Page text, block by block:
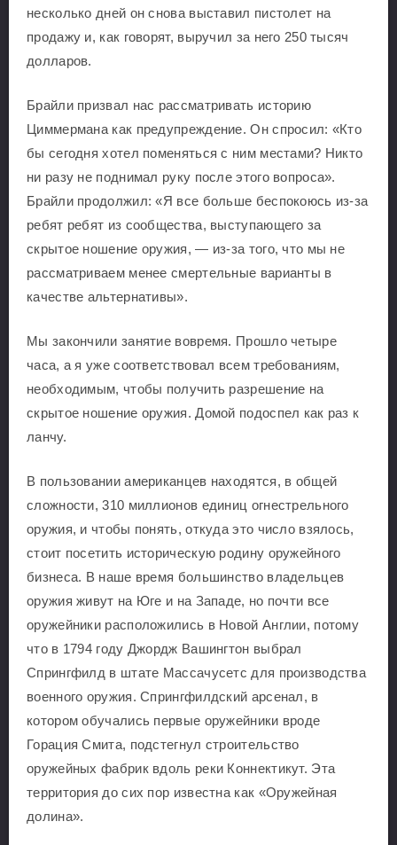
несколько дней он снова выставил пистолет на
продажу и, как говорят, выручил за него 250 тысяч
долларов.
Брайли призвал нас рассматривать историю
Циммермана как предупреждение. Он спросил: «Кто
бы сегодня хотел поменяться с ним местами? Никто
ни разу не поднимал руку после этого вопроса».
Брайли продолжил: «Я все больше беспокоюсь из-за
ребят ребят из сообщества, выступающего за
скрытое ношение оружия, — из-за того, что мы не
рассматриваем менее смертельные варианты в
качестве альтернативы».
Мы закончили занятие вовремя. Прошло четыре
часа, а я уже соответствовал всем требованиям,
необходимым, чтобы получить разрешение на
скрытое ношение оружия. Домой подоспел как раз к
ланчу.
В пользовании американцев находятся, в общей
сложности, 310 миллионов единиц огнестрельного
оружия, и чтобы понять, откуда это число взялось,
стоит посетить историческую родину оружейного
бизнеса. В наше время большинство владельцев
оружия живут на Юге и на Западе, но почти все
оружейники расположились в Новой Англии, потому
что в 1794 году Джордж Вашингтон выбрал
Спрингфилд в штате Массачусетс для производства
военного оружия. Спрингфилдский арсенал, в
котором обучались первые оружейники вроде
Горация Смита, подстегнул строительство
оружейных фабрик вдоль реки Коннектикут. Эта
территория до сих пор известна как «Оружейная
долина».